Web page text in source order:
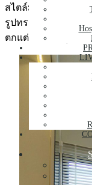
สไตล์มินิมอล ใบสีข
รูปทรงใบ มู่ลี่ไม้ ยังเ
ตกแต่งอย่างที่สุด